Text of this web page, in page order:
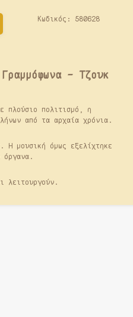
Κωδικός: 580628
- Τζουκ
πλούσιο πολιτισμό, η
από τα αρχαία χρόνια.
Η μουσική όμως εξελίχτηκε
όργανα.
λειτουργούν.